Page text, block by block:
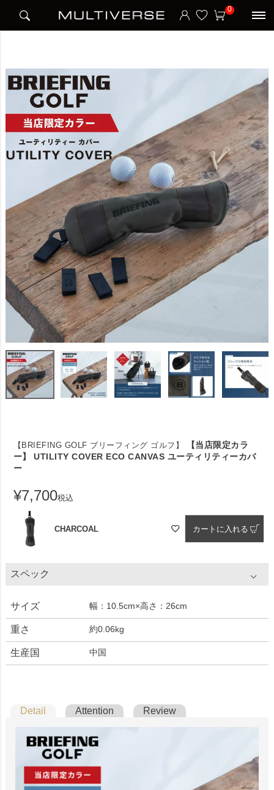
0
【当店限定カラー】 UTILITY COVER ECO CANVAS ユーティリティーカバー
【BRIEFING GOLF ブリーフィング ゴルフ】
【当店限定カラ
ー】 UTILITY COVER ECO CANVAS ユーティリティーカバ
ー
¥7,700税込
CHARCOAL カートに入れる
スペック
サイズ 幅：10.5cm×高さ：26cm
重さ 約0.06kg
生産国 中国
Detail Attention Review